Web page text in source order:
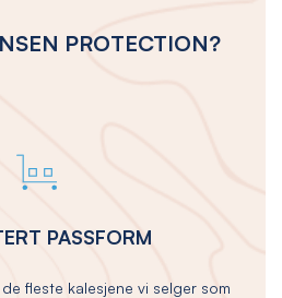
PROTECTION?
PASSFORM
fleste kalesjene vi selger som